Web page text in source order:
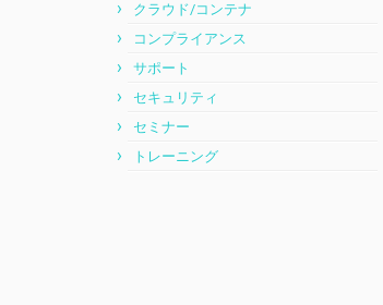
クラウド/コンテナ
コンプライアンス
サポート
セキュリティ
セミナー
トレーニング